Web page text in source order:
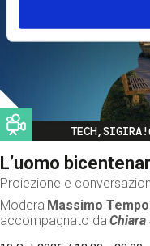
Image
L’uomo
Proiezione e
Modera Massimo
accompagnato da